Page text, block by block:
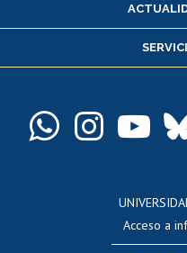
Servicio
Pago de
Acceso a